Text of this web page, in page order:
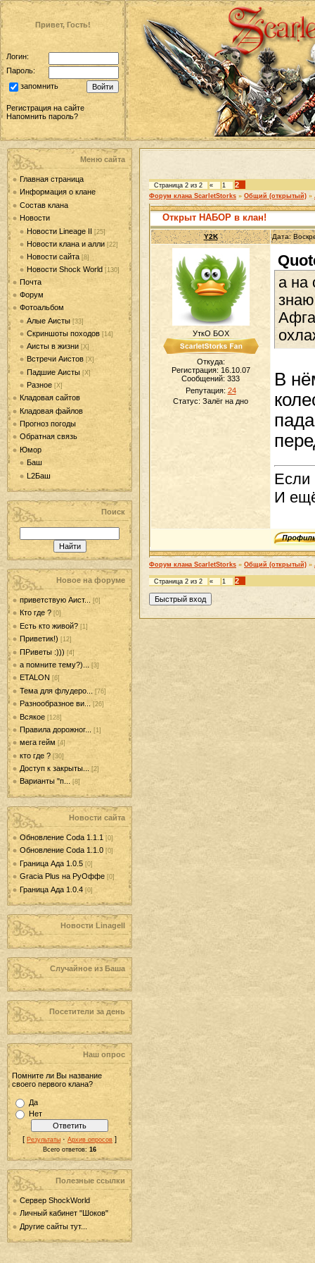
Привет, Гость!
Логин:
Пароль:
запомнить
Регистрация на сайте
Напомнить пароль?
Меню сайта
Главная страница
Информация о клане
Состав клана
Новости
Новости Lineage II [25]
Новости клана и алли [22]
Новости сайта [8]
Новости Shock World [130]
Почта
Форум
Фотоальбом
Алые Аисты [33]
Скриншоты походов [14]
Аисты в жизни [Х]
Встречи Аистов [Х]
Падшие Аисты [Х]
Разное [Х]
Кладовая сайтов
Кладовая файлов
Прогноз погоды
Обратная связь
Юмор
Баш
L2Баш
Поиск
Новое на форуме
приветствую Аист... [0]
Кто где ? [0]
Есть кто живой? [1]
Приветик!) [12]
ПРиветы :))) [4]
а помните тему?)... [3]
ETALON [6]
Тема для флудеро... [76]
Разнообразное ви... [26]
Всякое [128]
Правила дорожног... [1]
мега гейм [4]
кто где ? [30]
Доступ к закрыты... [2]
Варианты "п... [8]
Новости сайта
Обновление Coda 1.1.1 [0]
Обновление Coda 1.1.0 [0]
Граница Ада 1.0.5 [0]
Gracia Plus на РуОффе [0]
Граница Ада 1.0.4 [0]
Новости LinageII
Случайное из Баша
Посетители за день
Наш опрос
Помните ли Вы название
своего первого клана?
Да
Нет
[ Результаты · Архив опросов ]
Всего ответов: 16
Полезные ссылки
Сервер ShockWorld
Личный кабинет "Шоков"
Другие сайты тут...
Страница 2 из 2 « 1 2
Форум клана ScarletStorks » Общий (открытый) »
Открыт НАБОР в клан!
Y2K Дата:
УткО БОХ
Откуда:
Регистрация: 16.10.07
Сообщений: 333
Репутация: 24
Статус: Залёг на дно
а на
В
Если
И
Форум клана ScarletStorks » Общий (открытый) »
Страница 2 из 2 « 1 2